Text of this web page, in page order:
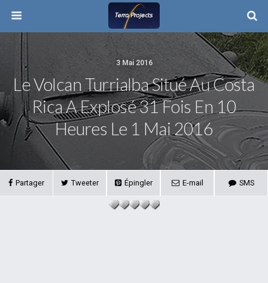
3 Mai 2016
Le Volcan Turrialba Situé Au Costa
Rica A Explosé 31 Fois En 10
Heures Le 1 Mai 2016
Partager Tweeter Épingler E-mail SMS